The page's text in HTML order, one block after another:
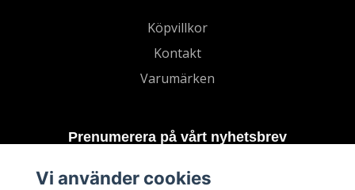
Köpvillkor
Kontakt
Varumärken
Prenumerera på vårt nyhetsbrev
Vi använder cookies